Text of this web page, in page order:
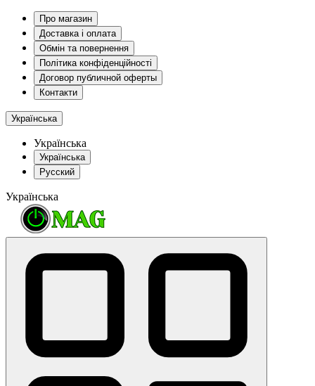
Про магазин
Доставка і оплата
Обмін та повернення
Політика конфіденційності
Договор публичной оферты
Контакти
Українська
Українська
Українська
Русский
Українська